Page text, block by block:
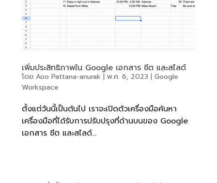
เพิ่มประสิทธิภาพใน Google เอกสาร ชีต และสไลด์
โดย Aoo Pattana-anurak | พ.ค. 6, 2023 | Google
Workspace
ตั้งแต่วันนี้เป็นต้นไป เราจะเปิดตัวเครื่องมือค้นหา
เครื่องมือที่ได้รับการปรับปรุงที่ด้านบนของ Google
เอกสาร ชีต และสไลด์...